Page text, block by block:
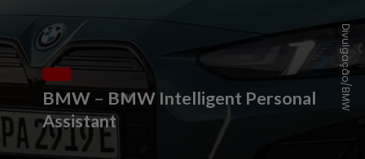
BMW – BMW Intelligent Personal
Assistant
Divulgação/BMW